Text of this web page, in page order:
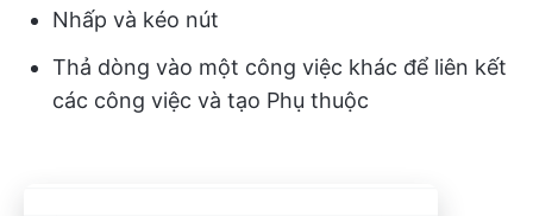
Nhấp và kéo nút
Thả dòng vào một công việc khác để liên kết
các công việc và tạo Phụ thuộc